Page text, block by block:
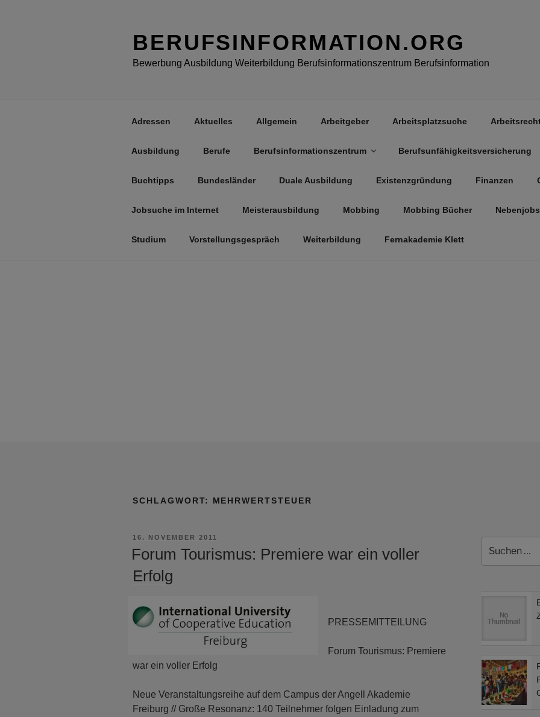
BERUFSINFORMATION.ORG
Bewerbung Ausbildung Weiterbildung Berufsinformationszentrum Berufsinformation
Adressen Aktuelles Allgemein Arbeitgeber Arbeitsplatzsuche
Ausbildung Berufe Berufsinformationszentrum Berufsunfähigkeitsversicherung
Buchtipps Bundesländer Duale Ausbildung Existenzgründung Finanzen
Jobsuche im Internet Meisterausbildung Mobbing Mobbing Bücher Nebenjobs
Studium Vorstellungsgespräch Weiterbildung Fernakademie Klett
SCHLAGWORT: MEHRWERTSTEUER
VERÖFFENTLICHT
16. NOVEMBER 2011
Forum Tourismus: Premiere war ein voller
Erfolg
PRESSEMITTEILUNG
Forum Tourismus: Premiere
war ein voller Erfolg
Neue Veranstaltungsreihe auf dem Campus der Angell Akademie
Freiburg // Große Resonanz: 140 Teilnehmer folgen Einladung zum
nach: